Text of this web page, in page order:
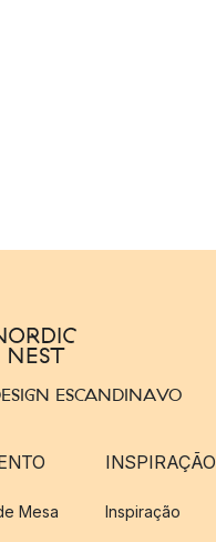
ESCANDINAVO
Mesa
INSPIRAÇÃO
Inspiração